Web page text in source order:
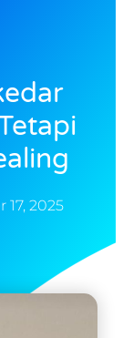
17, 2025